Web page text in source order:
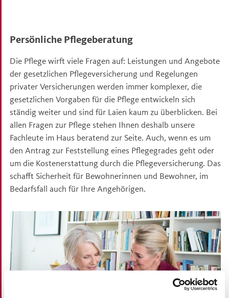
Persönliche Pflegeberatung
Die Pflege wirft viele Fragen auf: Leistungen und Angebote
der gesetzlichen Pflegeversicherung und Regelungen
privater Versicherungen werden immer komplexer, die
gesetzlichen Vorgaben für die Pflege entwickeln sich
ständig weiter und sind für Laien kaum zu überblicken. Bei
allen Fragen zur Pflege stehen Ihnen deshalb unsere
Fachleute im Haus beratend zur Seite. Auch, wenn es um
den Antrag zur Feststellung eines Pflegegrades geht oder
um die Kostenerstattung durch die Pflegeversicherung. Das
schafft Sicherheit für Bewohnerinnen und Bewohner, im
Bedarfsfall auch für Ihre Angehörigen.